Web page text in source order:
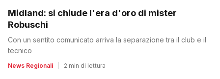
Midland: si chiude l'era d'oro di mister
Robuschi
Con un sentito comunicato arriva la separazione tra il club e il
tecnico
News Regionali 2 min di lettura